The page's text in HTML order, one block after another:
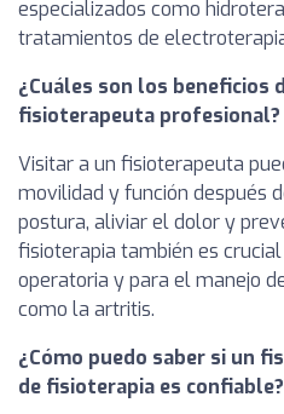
especializados como
tratamientos de
¿Cuáles son los beneficios
fisioterapeuta profesional?
Visitar a un fisioterapeuta
movilidad y función después
postura, aliviar el dolor y
fisioterapia también es
operatoria y para el manejo
como la artritis.
¿Cómo puedo saber si un
de fisioterapia es confiable?